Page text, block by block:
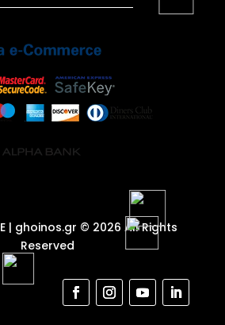
| ghoinos.gr © 2026 All Rights
Reserved